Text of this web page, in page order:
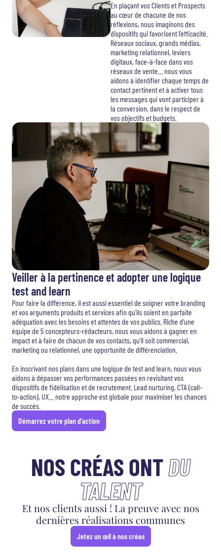
En plaçant vos Clients et Prospects
au cœur de chacune de nos
réflexions, nous imaginons des
dispositifs qui favorisent l’efficacité.
Réseaux sociaux, grands médias,
marketing relationnel, leviers
digitaux, face-à-face dans vos
réseaux de vente… nous vous
aidons à identifier chaque temps de
contact pertinent et à activer tous
les messages qui vont participer à
la conversion, dans le respect de
vos objectifs et budgets.
Veiller à la pertinence et adopter une logique
test and learn
Pour faire la différence, il est aussi essentiel de soigner votre branding
et vos arguments produits et services afin qu’ils soient en parfaite
adéquation avec les besoins et attentes de vos publics. Riche d’une
équipe de 5 concepteurs-rédacteurs, nous vous aidons à gagner en
impact et à faire de chacun de vos contacts, qu’il soit commercial,
marketing ou relationnel, une opportunité de différenciation.
En inscrivant nos plans dans une logique de test and learn, nous vous
aidons à dépasser vos performances passées en revisitant vos
dispositifs de fidélisation et de recrutement. Lead nurturing, CTA (call-
to-action), UX… notre approche est globale pour maximiser les chances
de succès.
Démarrez votre plan d’action
NOS CRÉAS ONTDU
TALENT
Et nos clients aussi ! La preuve avec nos
dernières réalisations communes
Jetez un œil à nos créas